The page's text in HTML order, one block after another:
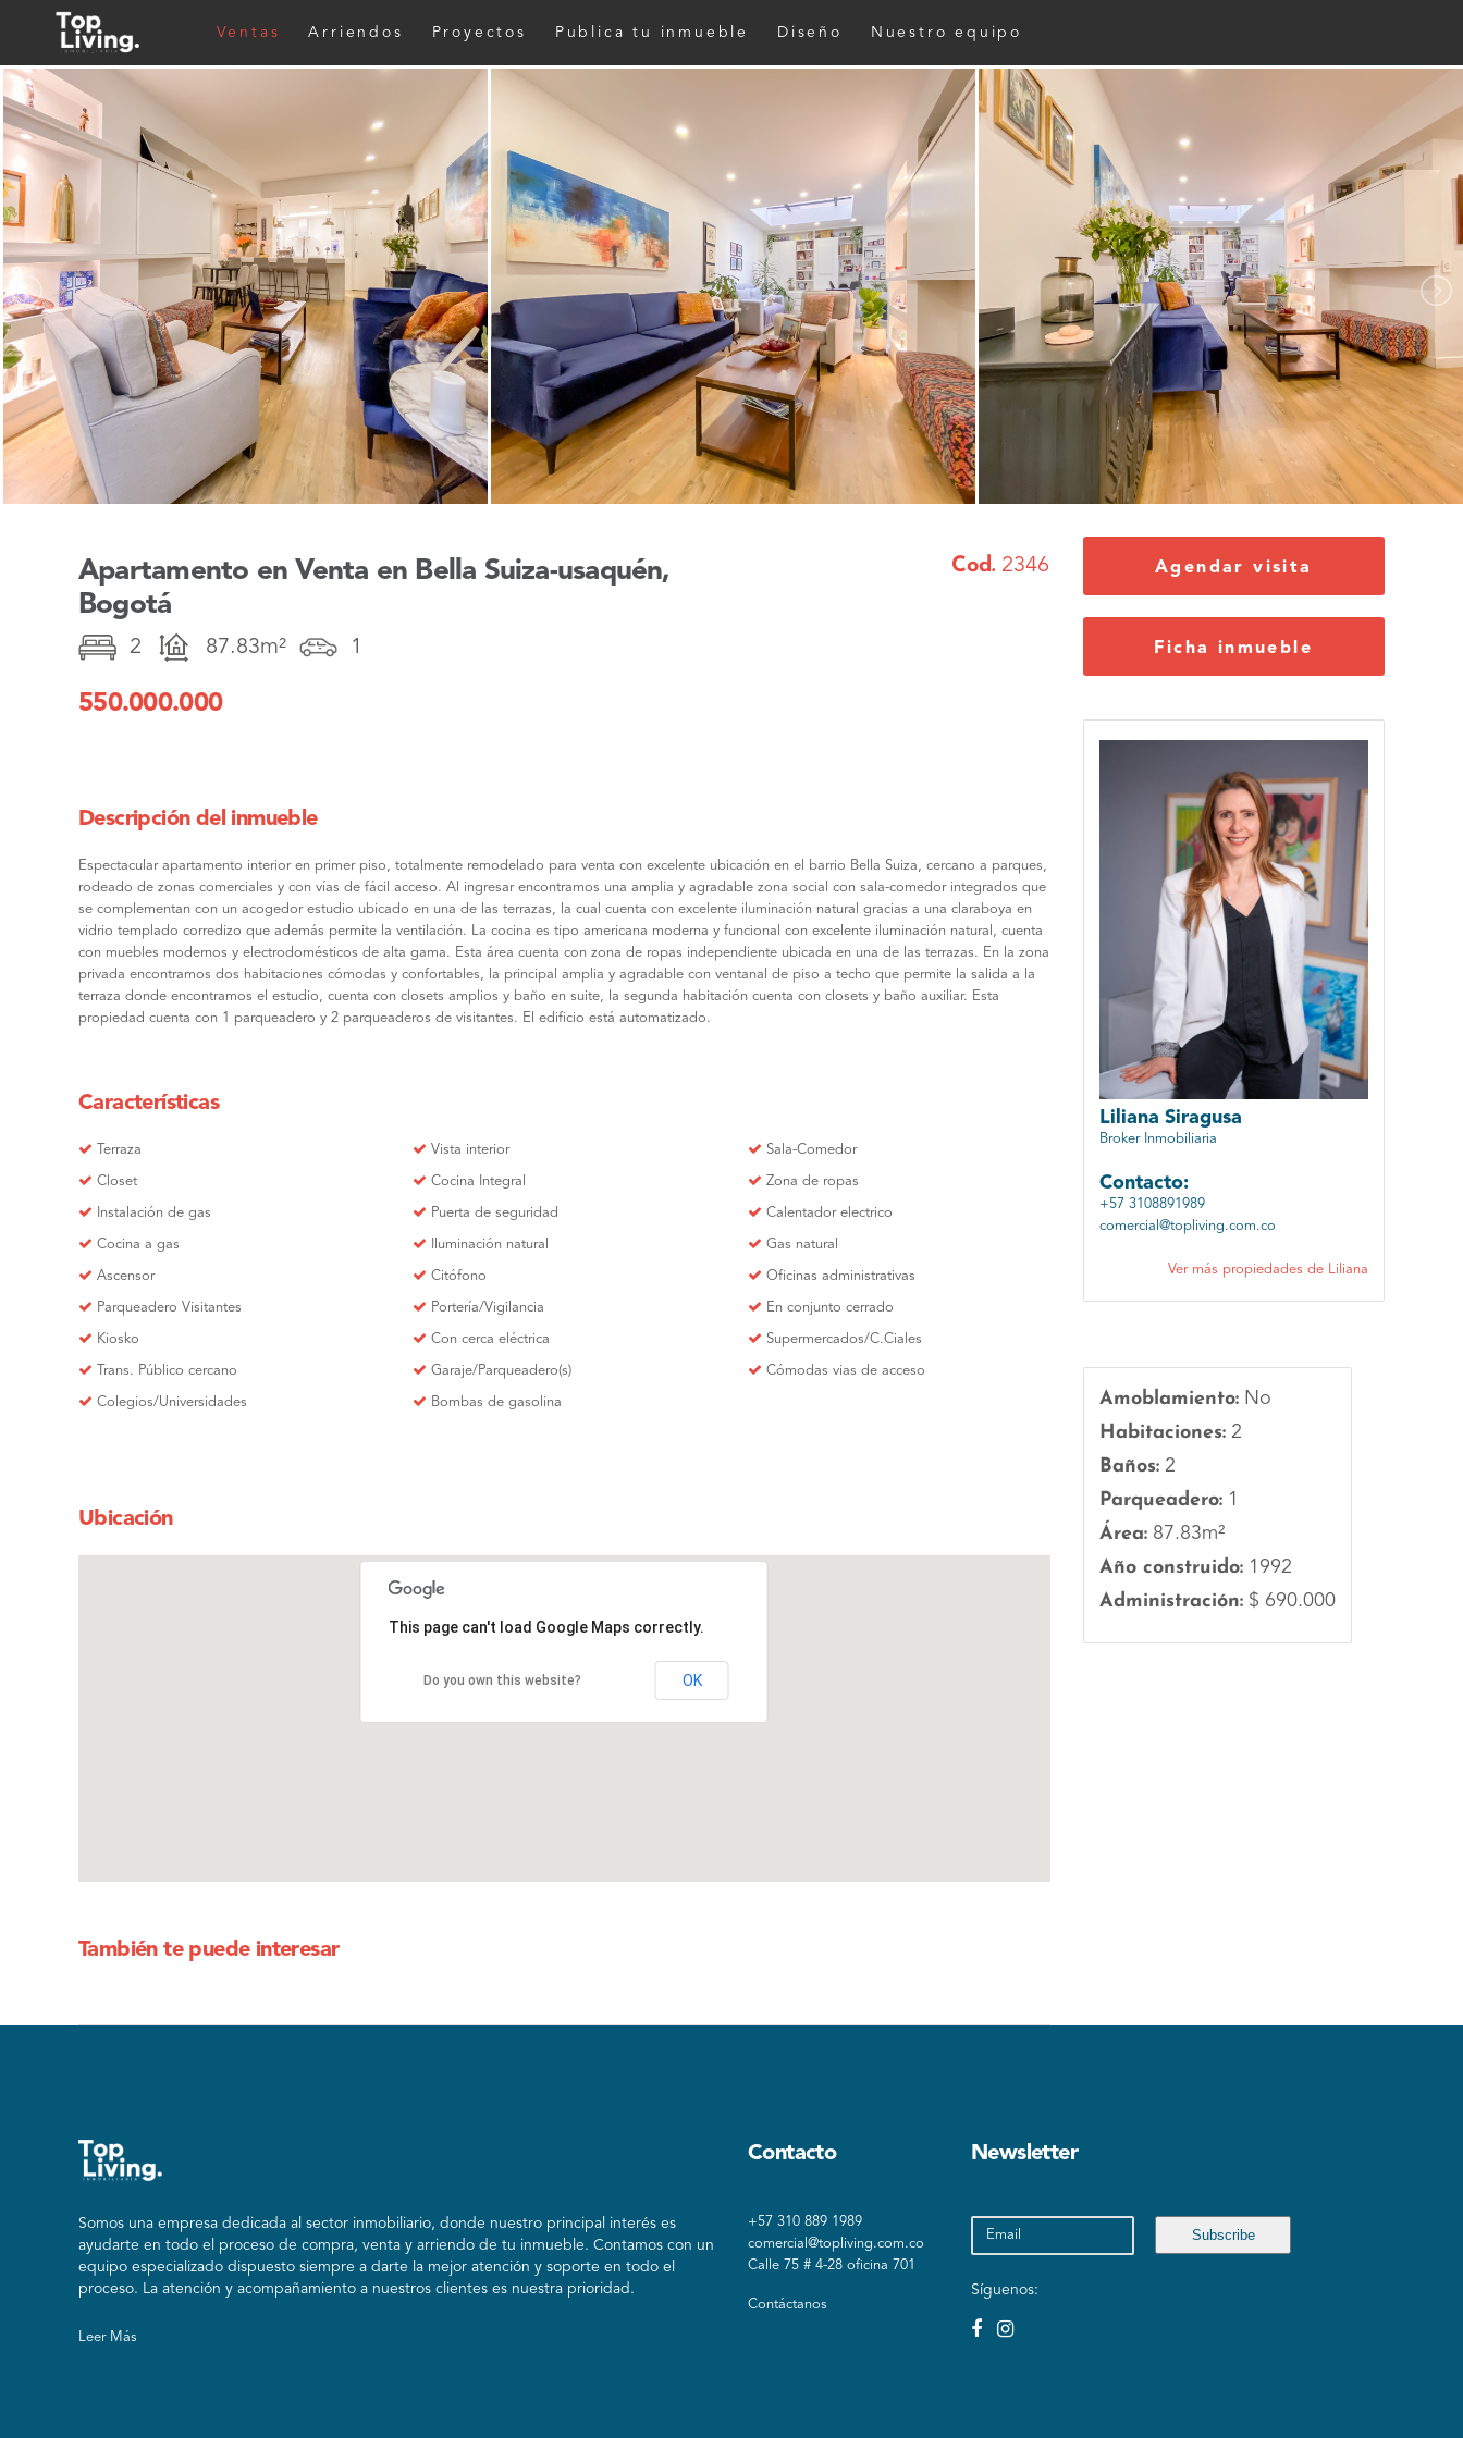
Ventas Arriendos Proyectos Publica tu inmueble Diseño Nuestro equipo
Apartamento en Venta en Bella Suiza-usaquén,
Bogotá
Cod. 2346
2 87.83m² 1
550.000.000
Descripción del inmueble
Espectacular apartamento interior en primer piso, totalmente remodelado para venta con excelente ubicación en el barrio Bella Suiza, cercano a parques,
rodeado de zonas comerciales y con vías de fácil acceso. Al ingresar encontramos una amplia y agradable zona social con sala-comedor integrados que
se complementan con un acogedor estudio ubicado en una de las terrazas, la cual cuenta con excelente iluminación natural gracias a una claraboya en
vidrio templado corredizo que además permite la ventilación. La cocina es tipo americana moderna y funcional con excelente iluminación natural, cuenta
con muebles modernos y electrodomésticos de alta gama. Esta área cuenta con zona de ropas independiente ubicada en una de las terrazas. En la zona
privada encontramos dos habitaciones cómodas y confortables, la principal amplia y agradable con ventanal de piso a techo que permite la salida a la
terraza donde encontramos el estudio, cuenta con closets amplios y baño en suite, la segunda habitación cuenta con closets y baño auxiliar. Esta
propiedad cuenta con 1 parqueadero y 2 parqueaderos de visitantes. El edificio está automatizado.
Características
Terraza Vista interior Sala-Comedor
Closet Cocina Integral Zona de ropas
Instalación de gas Puerta de seguridad Calentador electrico
Cocina a gas Iluminación natural Gas natural
Ascensor Citófono Oficinas administrativas
Parqueadero Visitantes Portería/Vigilancia En conjunto cerrado
Kiosko Con cerca eléctrica Supermercados/C.Ciales
Trans. Público cercano Garaje/Parqueadero(s) Cómodas vias de acceso
Colegios/Universidades Bombas de gasolina
Ubicación
This page can't load Google Maps correctly.
Do you own this website? OK
También te puede interesar
Agendar visita
Ficha inmueble
Liliana Siragusa
Broker Inmobiliaria
Contacto:
+57 3108891989
comercial@topliving.com.co
Ver más propiedades de Liliana
Amoblamiento:No
Habitaciones:2
Baños:2
Parqueadero:1
Área:87.83m²
Año construido:1992
Administración:$ 690.000
Nombre*
Email*
Teléfono
Mensaje
Somos una empresa dedicada al sector inmobiliario, donde nuestro principal interés es
ayudarte en todo el proceso de compra, venta y arriendo de tu inmueble. Contamos con un
equipo especializado dispuesto siempre a darte la mejor atención y soporte en todo el
proceso. La atención y acompañamiento a nuestros clientes es nuestra prioridad.
Leer Más
Contacto
+57 310 889 1989
comercial@topliving.com.co
Calle 75 # 4-28 oficina 701
Contáctanos
Newsletter
Síguenos: